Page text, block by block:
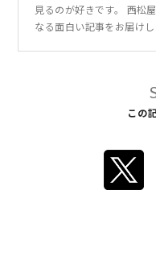
見るのが好きです。 西松
なる面白い記事をお届けし
この